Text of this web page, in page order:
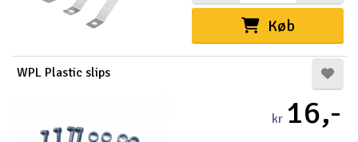
Køb
WPL Plastic slips
kr 16,-